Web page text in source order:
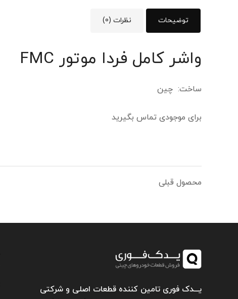
توضیحات نظرات (0)
واشر کامل فردا موتور FMC
ساخت: چین
برای موجودی تماس بگیرید
محصول قبلی
یـــدک فوری تامین کننده قطعات اصلی و شرکتی